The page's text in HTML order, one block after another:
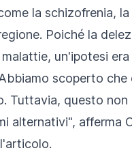
la schizofrenia, la
Poiché la
un'ipotesi
scoperto che
Tuttavia, questo non
alternativi", afferma